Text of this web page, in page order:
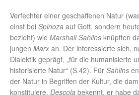
Verfechter einer geschaffenen Natur
einst bei Spinoza auf Gott, sondern
bezieht) wie Marshall Sahlins knüpften
jungen Marx an. Der interessierte sich,
Dialektik geprägt, „für die humanisierte
historisierte Natur“ (S.42). Für Sahlins
der Natur in Begriffen der Kultur, die
konstituiere. Descola bekennt, er habe